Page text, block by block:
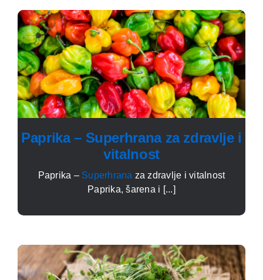
Paprika – Superhrana za zdravlje i
vitalnost
Paprika – Superhrana za zdravlje i vitalnost
Paprika, šarena i [...]